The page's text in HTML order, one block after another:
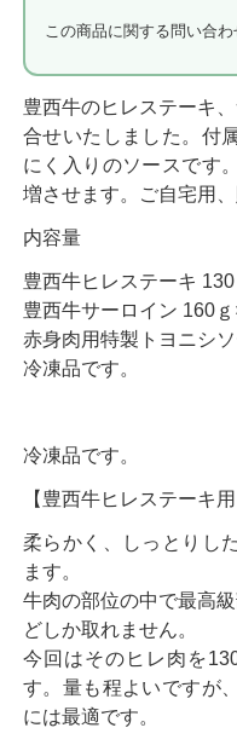
この商品に関する問い合わ
豊西牛のヒレステーキ
合せいたしました。付
にく入りのソースです
増させます。ご自宅用
内容量
豊西牛ヒレステーキ
豊西牛サーロイン 160
赤身肉用特製トヨニシ
冷凍品です。
冷凍品です。
【豊西牛ヒレステーキ用
柔らかく、しっとりし
ます。
牛肉の部位の中で最高
どしか取れません。
今回はそのヒレ肉を
す。量も程よいですが
には最適です。